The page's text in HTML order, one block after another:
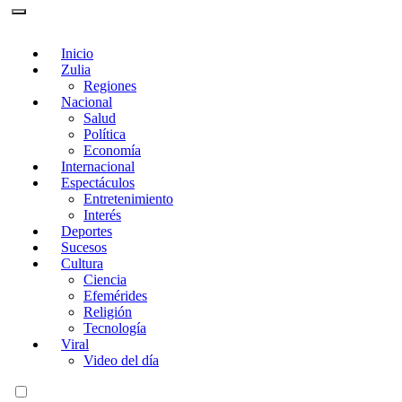
Inicio
Zulia
Regiones
Nacional
Salud
Política
Economía
Internacional
Espectáculos
Entretenimiento
Interés
Deportes
Sucesos
Cultura
Ciencia
Efemérides
Religión
Tecnología
Viral
Video del día